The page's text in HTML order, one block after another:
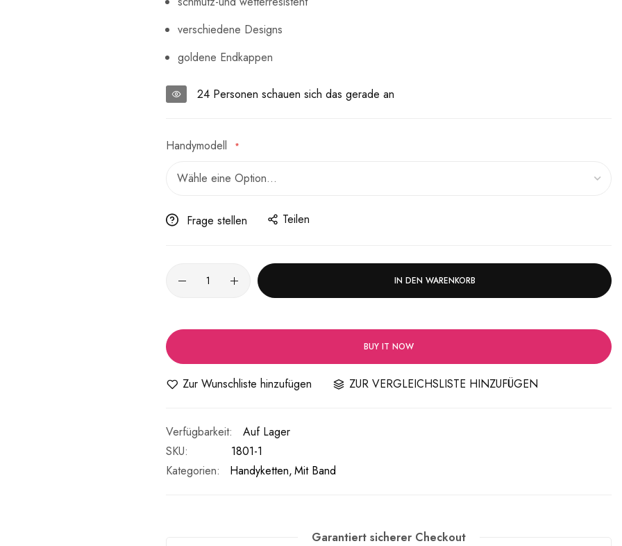
verschiedene Designs
goldene Endkappen
24 Personen schauen sich das gerade an
Handymodell
Frage stellen Teilen
IN DEN WARENKORB
BUY IT NOW
Zur Wunschliste hinzufügen ZUR VERGLEICHSLISTE HINZUFÜGEN
Auf Lager
SKU
1801-1
Kategorien:
Handyketten Mit Band
Garantiert sicherer Checkout